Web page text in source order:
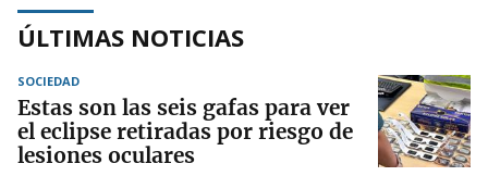
ÚLTIMAS NOTICIAS
SOCIEDAD
Estas son las seis gafas para ver
el eclipse retiradas por riesgo de
lesiones oculares